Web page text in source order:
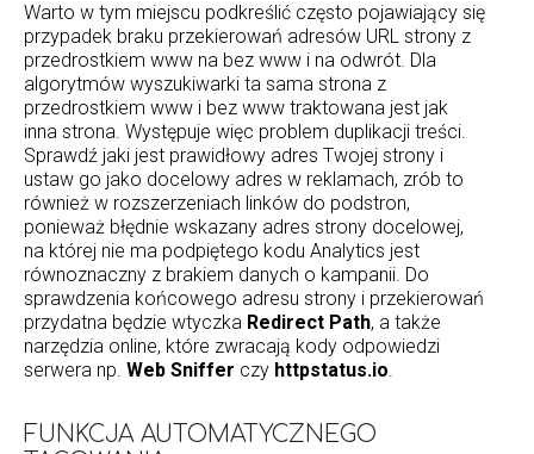
Warto w tym miejscu podkreślić często pojawiający się
przypadek braku przekierowań adresów URL strony z
przedrostkiem www na bez www i na odwrót. Dla
algorytmów wyszukiwarki ta sama strona z
przedrostkiem www i bez www traktowana jest jak
inna strona. Występuje więc problem duplikacji treści.
Sprawdź jaki jest prawidłowy adres Twojej strony i
ustaw go jako docelowy adres w reklamach, zrób to
również w rozszerzeniach linków do podstron,
ponieważ błędnie wskazany adres strony docelowej,
na której nie ma podpiętego kodu Analytics jest
równoznaczny z brakiem danych o kampanii. Do
sprawdzenia końcowego adresu strony i przekierowań
przydatna będzie wtyczka Redirect Path, a także
narzędzia online, które zwracają kody odpowiedzi
serwera np. Web Sniffer czy httpstatus.io.
FUNKCJA AUTOMATYCZNEGO